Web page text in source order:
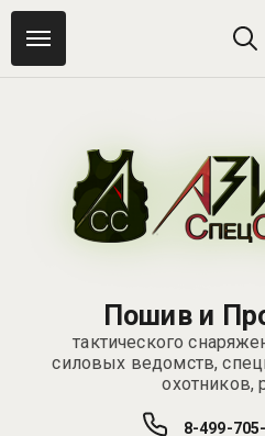
Пошив и
тактического
силовых ведомств,
охотников,
8-499-